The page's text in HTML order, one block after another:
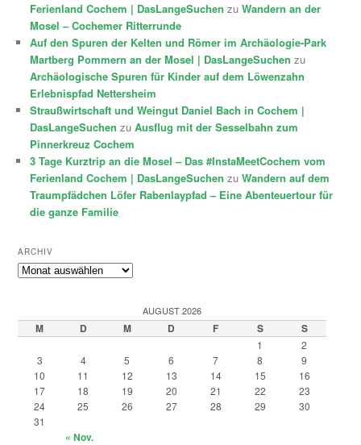
Ferienland Cochem | DasLangeSuchen zuWandern an der
Mosel – Cochemer Ritterrunde
Auf den Spuren der Kelten und Römer im Archäologie-Park
Martberg Pommern an der Mosel | DasLangeSuchen zu
Archäologische Spuren für Kinder auf dem Löwenzahn
Erlebnispfad Nettersheim
Straußwirtschaft und Weingut Daniel Bach in Cochem |
DasLangeSuchen zuAusflug mit der Sesselbahn zum
Pinnerkreuz Cochem
3 Tage Kurztrip an die Mosel – Das #InstaMeetCochem vom
Ferienland Cochem | DasLangeSuchen zuWandern auf dem
Traumpfädchen Löfer Rabenlaypfad – Eine Abenteuertour für
die ganze Familie
ARCHIV
Archiv
AUGUST 2026
M D M D F S S
1
2
3
4 5 6 7 8
9
10
11 12 13 14 15
16
17
18 19 20 21 22
23
24
25 26 27 28 29
30
31
« Nov.